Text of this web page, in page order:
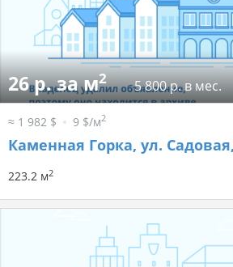
26 р. за м2 5 800 р. в мес.
≈ 1 982 $ 9 $/м2
Каменная Горка, ул.
223.2 м2